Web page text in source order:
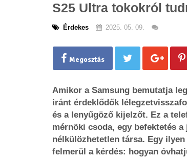
S25 Ultra tokokról
Érdekes 2025. 05. 09.
Megosztás
Amikor a Samsung bemutatja
iránt érdeklődők
és a lenyűgöző kijelzőt. Ez a
mérnöki csoda, egy befektetés
nélkülözhetetlen társa. Egy
felmerül a kérdés: hogyan